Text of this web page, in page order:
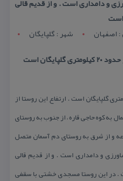
و دامداری است . و از قدیم قالی
است
اصفهان شهر : گلپایگان
است
در حدود ۲۰ كیلومتری گلپایگان است . ارتفاع این روستا از
كه از شمال به كوه حاجی قاره ، از جنوب به روستای
و از شرق به روستای دم آسمان متصل
و دامداری است . و از قدیم قالی
. در این روستا مسجدی خشتی با سقفی